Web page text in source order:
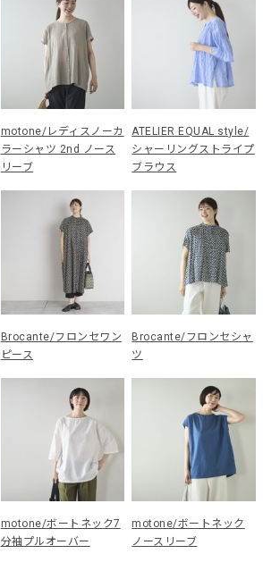
motone/レディスノーカ
ラーシャツ 2nd ノース
リーブ
ATELIER EQUAL style/
シャーリングストライプ
ブラウス
Brocante/フロンセワン
ピース
Brocante/フロンセシャ
ツ
motone/ボートネック7
分袖プルオーバー
motone/ボートネック
ノースリーブ